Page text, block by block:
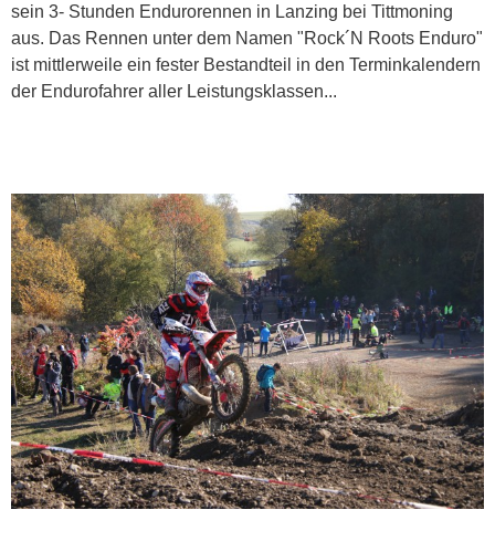
sein 3- Stunden Endurorennen in Lanzing bei Tittmoning
aus. Das Rennen unter dem Namen "Rock´N Roots Enduro"
ist mittlerweile ein fester Bestandteil in den Terminkalendern
der Endurofahrer aller Leistungsklassen...